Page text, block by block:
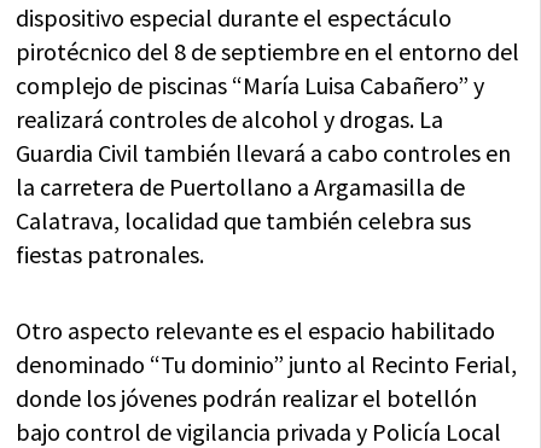
dispositivo especial durante el espectáculo
pirotécnico del 8 de septiembre en el entorno del
complejo de piscinas “María Luisa Cabañero” y
realizará controles de alcohol y drogas. La
Guardia Civil también llevará a cabo controles en
la carretera de Puertollano a Argamasilla de
Calatrava, localidad que también celebra sus
fiestas patronales.
Otro aspecto relevante es el espacio habilitado
denominado “Tu dominio” junto al Recinto Ferial,
donde los jóvenes podrán realizar el botellón
bajo control de vigilancia privada y Policía Local